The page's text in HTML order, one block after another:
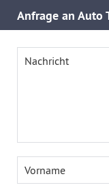
Anfrage an Auto
Nachricht
Vorname